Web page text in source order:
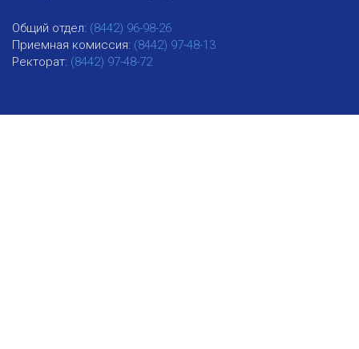
Общий отдел: (8442) 96-98-26
Приемная комиссия: (8442) 97-48-13
Ректорат: (8442) 97-48-72